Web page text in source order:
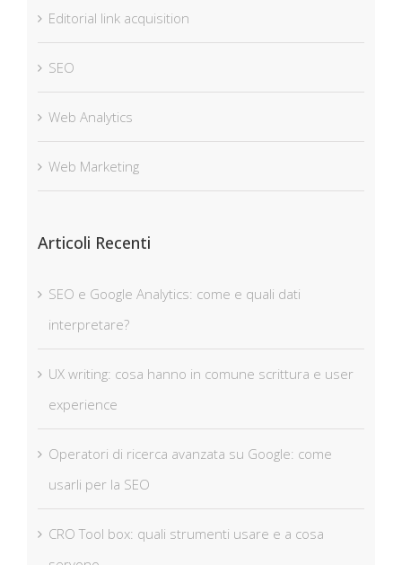
Editorial link acquisition
SEO
Web Analytics
Web Marketing
Articoli Recenti
SEO e Google Analytics: come e quali dati
interpretare?
UX writing: cosa hanno in comune scrittura e user
experience
Operatori di ricerca avanzata su Google: come
usarli per la SEO
CRO Tool box: quali strumenti usare e a cosa